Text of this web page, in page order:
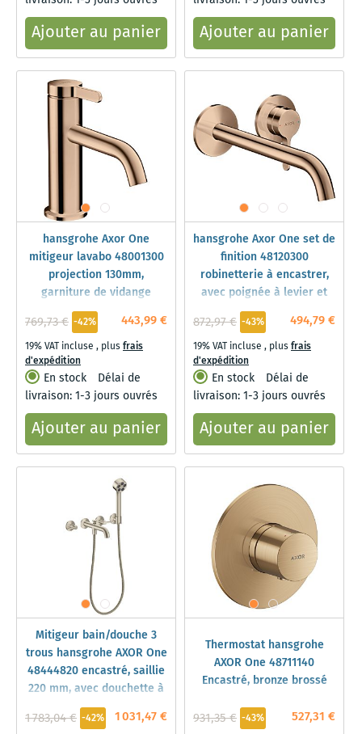
Ajouter au panier Ajouter au panier
hansgrohe Axor One
mitigeur lavabo 48001300
projection 130mm,
garniture de vidange
déverrouillable, or rouge
poli
443,99 €
769,73 € -42%
19% VAT incluse , plusfrais
d'expédition
En stock
Délai de
livraison: 1-3 jours ouvrés
Ajouter au panier
hansgrohe Axor One set de
finition 48120300
robinetterie à encastrer,
avec poignée à levier et
bec 220mm, or rouge poli
494,79 €
872,97 € -43%
19% VAT incluse , plusfrais
d'expédition
En stock
Délai de
livraison: 1-3 jours ouvrés
Ajouter au panier
Mitigeur bain/douche 3
trous hansgrohe AXOR One
48444820 encastré, saillie
220 mm, avec douchette à
main, avec poignée à
levier, nickel brossé
1 031,47 €
1 783,04 € -42%
Thermostat hansgrohe
AXOR One 48711140
Encastré, bronze brossé
527,31 €
931,35 € -43%